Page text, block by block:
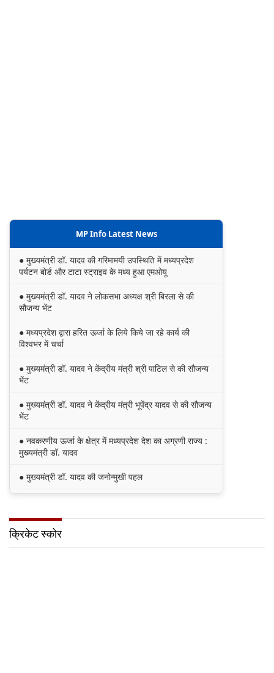
MP Info Latest News
● मुख्यमंत्री डॉ. यादव की गरिमामयी उपस्थिति में मध्यप्रदेश
पर्यटन बोर्ड और टाटा स्ट्राइव के मध्य हुआ एमओयू
● मुख्यमंत्री डॉ. यादव ने लोकसभा अध्यक्ष श्री बिरला से की
सौजन्य भेंट
● मध्यप्रदेश द्वारा हरित ऊर्जा के लिये किये जा रहे कार्य की
विश्वभर में चर्चा
● मुख्यमंत्री डॉ. यादव ने केंद्रीय मंत्री श्री पाटिल से की सौजन्य
भेंट
● मुख्यमंत्री डॉ. यादव ने केंद्रीय मंत्री भूपेंद्र यादव से की सौजन्य
भेंट
● नवकरणीय ऊर्जा के क्षेत्र में मध्यप्रदेश देश का अग्रणी राज्य :
मुख्यमंत्री डॉ. यादव
● मुख्यमंत्री डॉ. यादव की जनोन्मुखी पहल
● जन-कल्याणकारी तथा हितग्राही मूलक योजनाओं को अधिक
प्रभावी बनाने के लिए अनुशंसाएं देने उच्च स्तरीय समिति गठित
क्रिकेट स्कोर